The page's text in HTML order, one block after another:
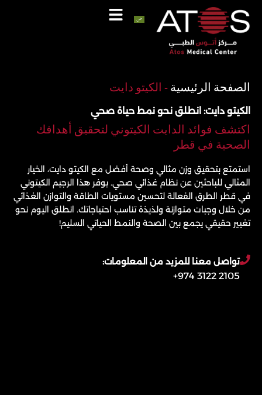
المحتوى
الصفحة الرئيسية- الكيتو دايت
الكيتو دايت: انطلق نحو نمط حياة صحي
اكتشف فوائد الدايت الكيتوني لتحقيق أهدافك
الصحية في قطر
استمتع بتحقيق وزن مثالي وصحة أفضل مع الكيتو دايت، الخيار
المثالي للباحثين عن نظام غذائي صحي. يوفر هذا الرجيم الكيتوني
في قطر الطرق الفعالة لتحسين مستويات الطاقة والتوازن الغذائي
من خلال وجبات متوازنة ولذيذة تناسب احتياجاتك. انطلق اليوم نحو
تغيير حقيقي يجمع بين الصحة والنمط الحياتي السليم!
تواصل معنا للمزيد من المعلومات:
2105 3122 974+